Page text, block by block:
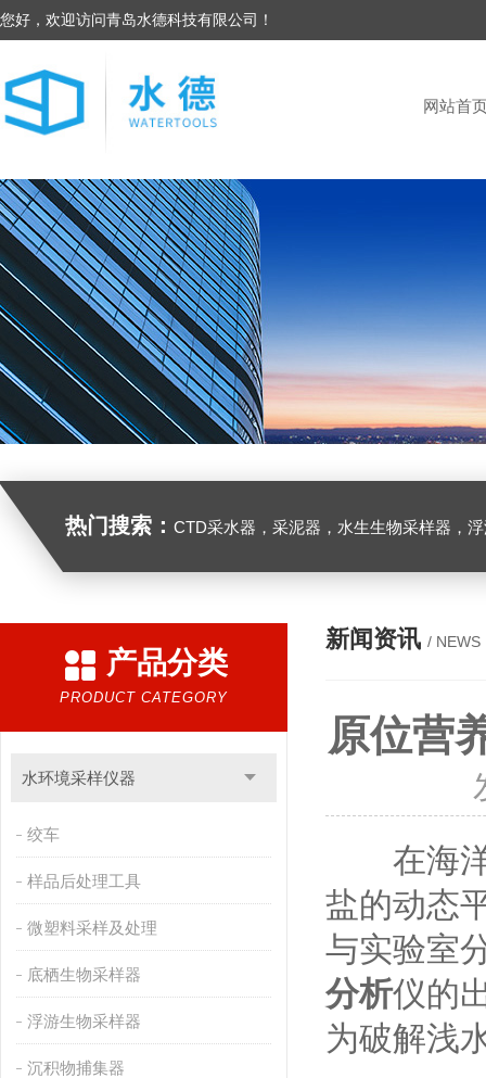
您好，欢迎访问青岛水德科技有限公司！
网站首
热门搜索： CTD采水器，采泥器，水生生物采样器，浮游生物多联采样网，海洋微塑料采样分析系统，浮游动物扫描分析系统，水下颗粒物和浮游动物图像原位采集系
产品分类
PRODUCT CATEGORY
水环境采样仪器
绞车
样品后处理工具
微塑料采样及处理
底栖生物采样器
浮游生物采样器
沉积物捕集器
新闻资讯 / NEWS
原位营
在海洋
盐的动态
与实验室
分析仪的
为破解浅